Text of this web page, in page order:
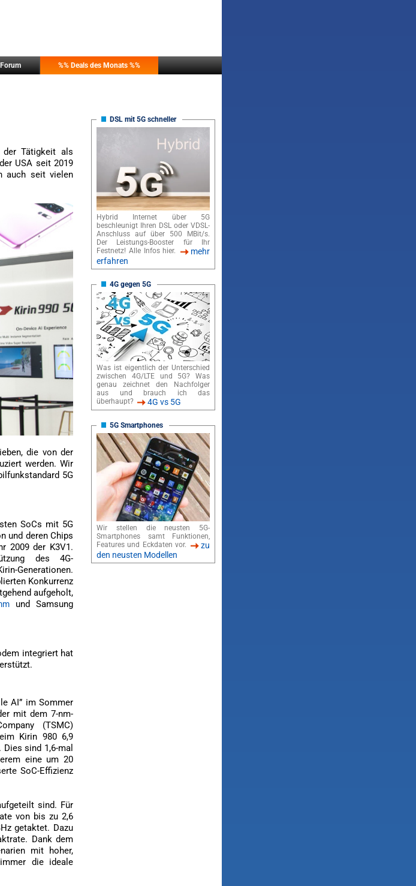
Forum %% Deals des Monats %%
Tätigkeit als
USA seit 2019
auch seit vielen
die von der
werden. Wir
5G
SoCs mit 5G
und deren Chips
2009 der K3V1.
des 4G-
Generationen.
Konkurrenz
aufgeholt,
und Samsung
integriert hat
AI” im Sommer
mit dem 7-nm-
(TSMC)
Kirin 980 6,9
sind 1,6-mal
eine um 20
SoC-Effizienz
sind. Für
von bis zu 2,6
getaktet. Dazu
Dank dem
mit hoher,
die ideale
DSL mit 5G schneller
Hybrid Internet über 5G
beschleunigt Ihren DSL oder VDSL-
Anschluss auf über 500 MBit/s.
Der Leistungs-Booster für Ihr
Festnetz! Alle Infos hier.
mehr
erfahren
4G gegen 5G
Was ist eigentlich der Unterschied
zwischen 4G/LTE und 5G? Was
genau zeichnet den Nachfolger
aus und brauch ich das
überhaupt?
4G vs 5G
5G Smartphones
Wir stellen die neusten 5G-
Smartphones samt Funktionen,
Features und Eckdaten vor.
zu
den neusten Modellen